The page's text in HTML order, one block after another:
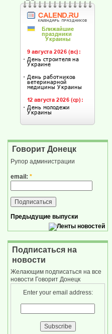
Говорит Донецк
Рупор администрации
email: *
Предыдущие выпуски
Подписаться на
новости
Желающим подписаться на все
новости Говорит Донецк
Enter your email address: